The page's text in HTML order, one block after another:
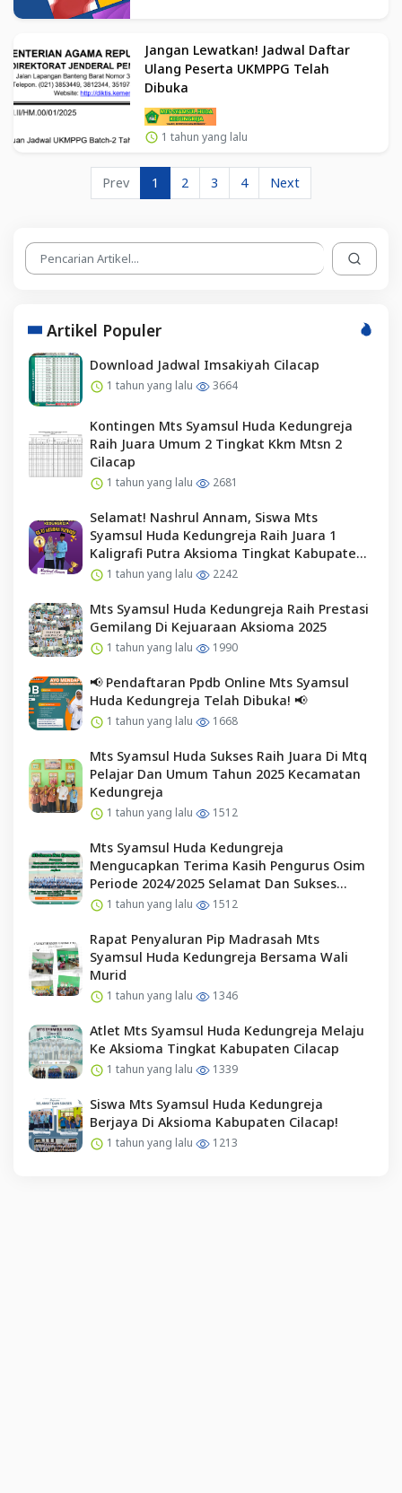
Jangan Lewatkan! Jadwal Daftar
Ulang Peserta UKMPPG Telah
Dibuka
1 tahun yang lalu
Prev 1 2 3 4 Next
Artikel Populer
Download Jadwal Imsakiyah Cilacap
1 tahun yang lalu 3664
Kontingen Mts Syamsul Huda Kedungreja
Raih Juara Umum 2 Tingkat Kkm Mtsn 2
Cilacap
1 tahun yang lalu 2681
Selamat! Nashrul Annam, Siswa Mts
Syamsul Huda Kedungreja Raih Juara 1
Kaligrafi Putra Aksioma Tingkat Kabupaten
Cilacap
1 tahun yang lalu 2242
Mts Syamsul Huda Kedungreja Raih Prestasi
Gemilang Di Kejuaraan Aksioma 2025
1 tahun yang lalu 1990
📢 Pendaftaran Ppdb Online Mts Syamsul
Huda Kedungreja Telah Dibuka! 📢
1 tahun yang lalu 1668
Mts Syamsul Huda Sukses Raih Juara Di Mtq
Pelajar Dan Umum Tahun 2025 Kecamatan
Kedungreja
1 tahun yang lalu 1512
Mts Syamsul Huda Kedungreja
Mengucapkan Terima Kasih Pengurus Osim
Periode 2024/2025 Selamat Dan Sukses
Kepada Pengurus Osim Periode 2025/2026
1 tahun yang lalu 1512
Rapat Penyaluran Pip Madrasah Mts
Syamsul Huda Kedungreja Bersama Wali
Murid
1 tahun yang lalu 1346
Atlet Mts Syamsul Huda Kedungreja Melaju
Ke Aksioma Tingkat Kabupaten Cilacap
1 tahun yang lalu 1339
Siswa Mts Syamsul Huda Kedungreja
Berjaya Di Aksioma Kabupaten Cilacap!
1 tahun yang lalu 1213